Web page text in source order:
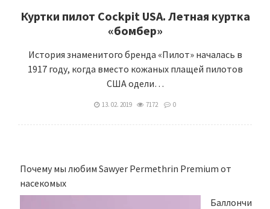
Куртки пилот Cockpit USA. Летная куртка
«бомбер»
История знаменитого бренда «Пилот» началась в
1917 году, когда вместо кожаных плащей пилотов
США одели…
13. 02. 2019 7172 0
Почему мы любим Sawyer Permethrin Premium от
насекомых
Баллончи